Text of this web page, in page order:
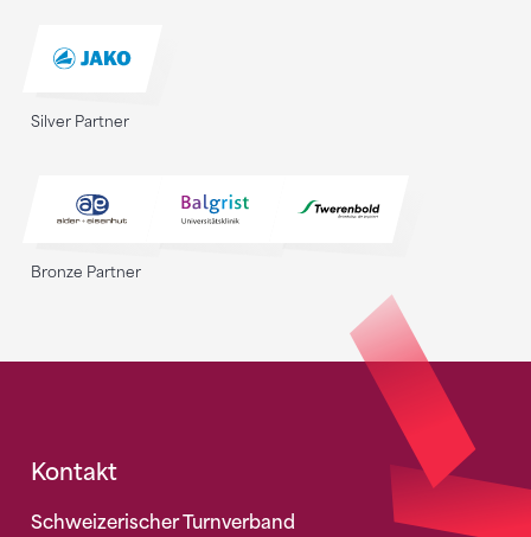
Silver Partner
Bronze Partner
Fusszeile
Kontakt
Schweizerischer Turnverband